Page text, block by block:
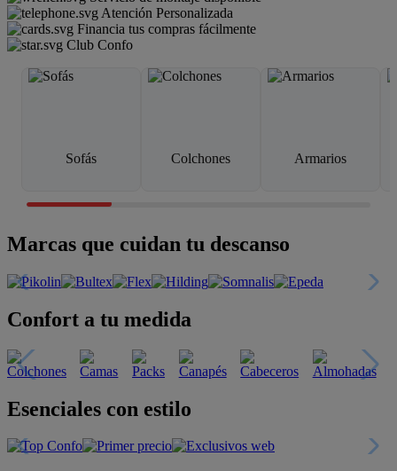
Atención Personalizada
Financia tus compras fácilmente
Club Confo
Sofás Colchones Armarios
Marcas que cuidan tu descanso
Confort a tu medida
Esenciales con estilo